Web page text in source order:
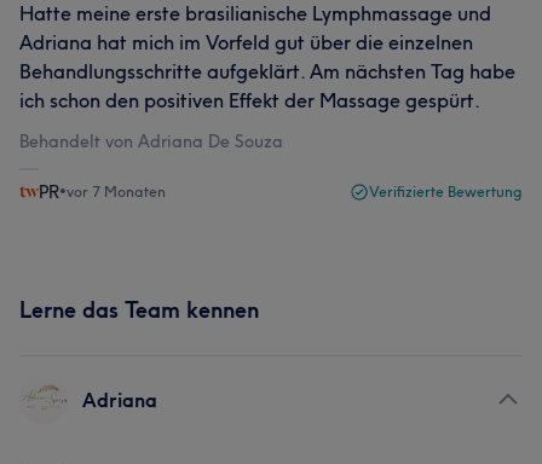
Hatte meine erste brasilianische Lymphmassage und
Adriana hat mich im Vorfeld gut über die einzelnen
Behandlungsschritte aufgeklärt. Am nächsten Tag habe
ich schon den positiven Effekt der Massage gespürt.
Behandelt von Adriana De Souza
PR•vor 7 Monaten Verifizierte Bewertung
Lerne das Team kennen
Adriana